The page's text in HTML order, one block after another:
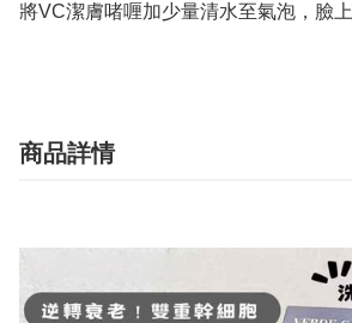
將VC潔膚啫喱加少量清水至氣泡，臉
商品詳情